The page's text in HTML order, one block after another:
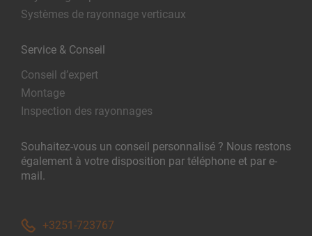
Systèmes de rayonnage verticaux
Service & Conseil
Conseil d’expert
Montage
Inspection des rayonnages
Souhaitez-vous un conseil personnalisé ? Nous restons
également à votre disposition par téléphone et par e-
mail.
+3251-723767